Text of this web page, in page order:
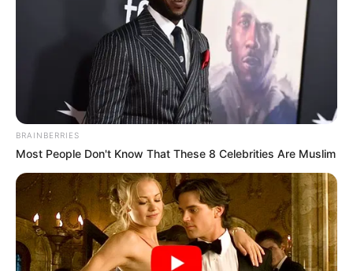
BRAINBERRIES
Most People Don't Know That These 8 Celebrities Are Muslim